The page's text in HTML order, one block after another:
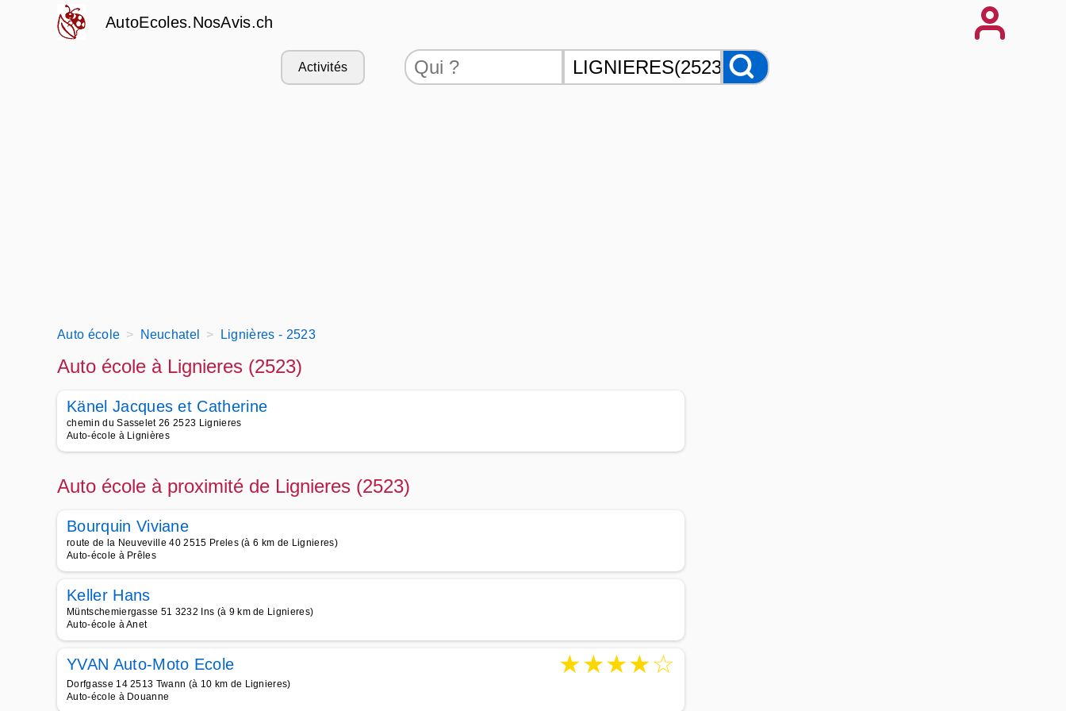
AutoEcoles.NosAvis.ch
Activités
Auto école Neuchatel Lignières - 2523
Auto école à Lignieres (2523)
Känel Jacques et Catherine
chemin du Sasselet 26 2523 Lignieres
Auto-école à Lignières
Auto école à proximité de Lignieres (2523)
Bourquin Viviane
route de la Neuveville 40 2515 Preles (à 6 km de Lignieres)
Auto-école à Prêles
Keller Hans
Müntschemiergasse 51 3232 Ins (à 9 km de Lignieres)
Auto-école à Anet
YVAN Auto-Moto Ecole ★★★★☆
Dorfgasse 14 2513 Twann (à 10 km de Lignieres)
Auto-école à Douanne